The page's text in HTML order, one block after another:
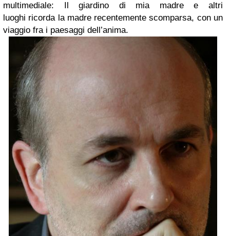
multimediale: Il giardino di mia madre e altri
luoghi ricorda la madre recentemente scomparsa, con un
viaggio fra i paesaggi dell’anima.